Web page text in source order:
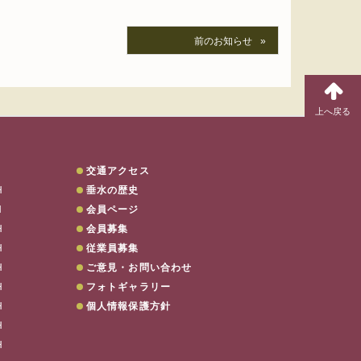
前のお知らせ
話でのご予約は…
交通アクセス
垂水の歴史
会員ページ
会員募集
従業員募集
ご意見・お問い合わせ
フォトギャラリー
個人情報保護方針